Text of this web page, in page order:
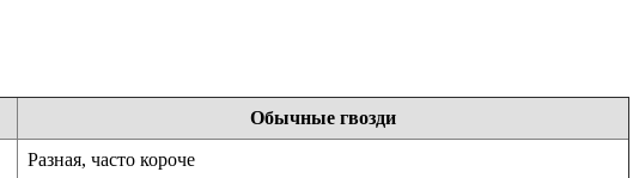
Обычные гвозди
Разная, часто короче